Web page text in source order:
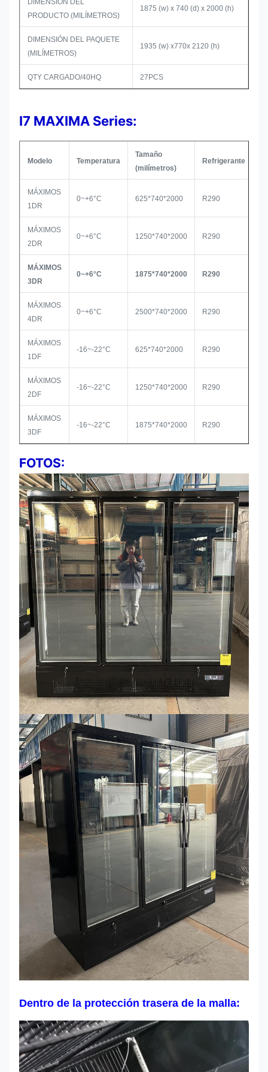
DIMENSIÓN DEL
PRODUCTO (MILÍMETROS)
1875 (w) x 740 (d) x 2000 (h)
DIMENSIÓN DEL PAQUETE
(MILÍMETROS)
1935 (w) x770x 2120 (h)
QTY CARGADO/40HQ 27PCS
I7 MAXIMA Series:
Modelo Temperatura
Tamaño
(milímetros)
Refrigerante
MÁXIMOS
1DR
0~+6°C 625*740*2000 R290
MÁXIMOS
2DR
0~+6°C 1250*740*2000 R290
MÁXIMOS
3DR
0~+6°C 1875*740*2000 R290
MÁXIMOS
4DR
0~+6°C 2500*740*2000 R290
MÁXIMOS
1DF
-16~-22°C 625*740*2000 R290
MÁXIMOS
2DF
-16~-22°C 1250*740*2000 R290
MÁXIMOS
3DF
-16~-22°C 1875*740*2000 R290
FOTOS:
Dentro de la protección trasera de la malla: